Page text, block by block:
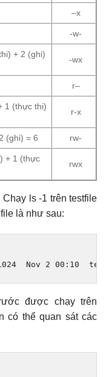
–x
-w-
+ 2 (ghi)
-wx
r–
1 (thực thi)
r-x
(ghi) = 6 rw-
+ 1 (thực
rwx
ls -1 trên testfile
là như sau:
Nov 2 00 : 10
được chạy trên
có thể quan sát các